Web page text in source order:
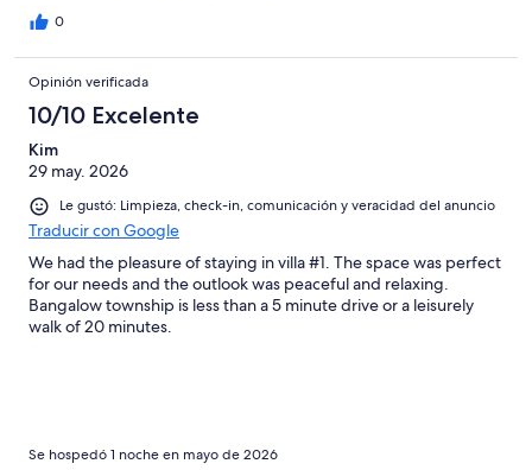
0
Opinión verificada
10/10 Excelente
Kim
29 may. 2026
Le gustó: Limpieza, check-in, comunicación y veracidad del anuncio
Traducir con Google
We had the pleasure of staying in villa #1. The space was perfect
for our needs and the outlook was peaceful and relaxing.
Bangalow township is less than a 5 minute drive or a leisurely
walk of 20 minutes.
Se hospedó 1 noche en mayo de 2026